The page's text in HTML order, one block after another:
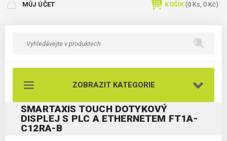
MŮJ ÚČET KOŠÍK (0 Ks, 0 Kč)
ZOBRAZIT KATEGORIE
SMARTAXIS TOUCH DOTYKOVÝ
DISPLEJ S PLC A ETHERNETEM FT1A-
C12RA-B